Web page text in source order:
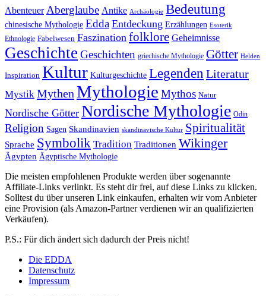
Abenteuer Aberglaube Antike Archäologie Bedeutung
chinesische Mythologie Edda Entdeckung Erzählungen Esoterik
Ethnologie Fabelwesen Faszination folklore Geheimnisse
Geschichte Geschichten griechische Mythologie Götter Helden
Inspiration Kultur Kulturgeschichte Legenden Literatur
Mystik Mythen Mythologie Mythos Natur
Nordische Götter Nordische Mythologie Odin
Religion Sagen Skandinavien skandinavische Kultur Spiritualität
Sprache Symbolik Tradition Traditionen Wikinger
Ägypten Ägyptische Mythologie
Die meisten empfohlenen Produkte werden über sogenannte
Affiliate-Links verlinkt. Es steht dir frei, auf diese Links zu klicken.
Solltest du über unseren Link einkaufen, erhalten wir vom Anbieter
eine Provision (als Amazon-Partner verdienen wir an qualifizierten
Verkäufen).
P.S.: Für dich ändert sich dadurch der Preis nicht!
Die EDDA
Datenschutz
Impressum